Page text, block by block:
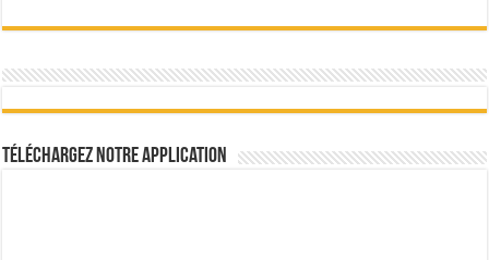
Téléchargez notre Application